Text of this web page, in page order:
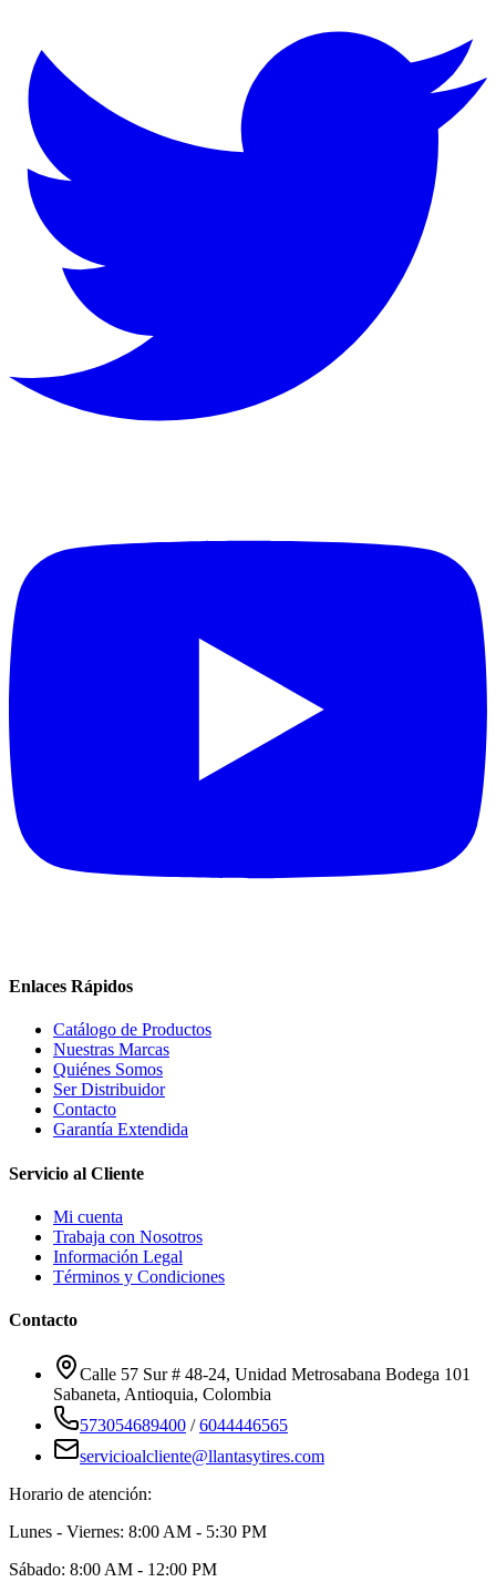
Enlaces Rápidos
Catálogo de Productos
Nuestras Marcas
Quiénes Somos
Ser Distribuidor
Contacto
Garantía Extendida
Servicio al Cliente
Mi cuenta
Trabaja con Nosotros
Información Legal
Términos y Condiciones
Contacto
Calle 57 Sur # 48-24, Unidad Metrosabana Bodega 101
Sabaneta, Antioquia, Colombia
573054689400 /6044446565
servicioalcliente@llantasytires.com
Horario de atención:
Lunes - Viernes: 8:00 AM - 5:30 PM
Sábado: 8:00 AM - 12:00 PM